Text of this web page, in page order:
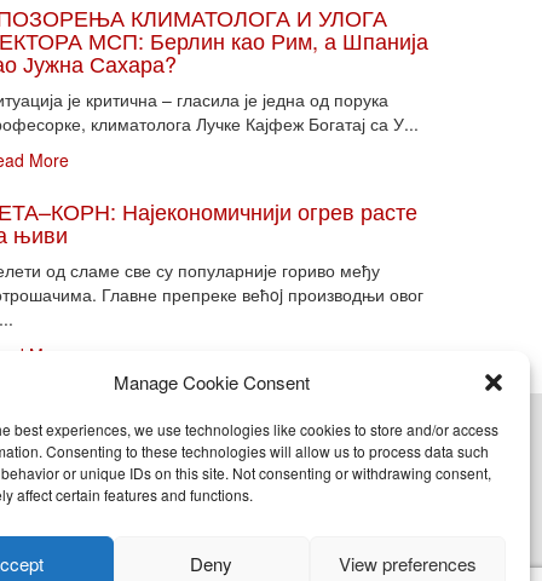
Manage Cookie Consent
best experiences, we use technologies like cookies to store and/or access
Consenting to these technologies will allow us to process data such
or unique IDs on this site. Not consenting or withdrawing consent,
affect certain features and functions.
Deny View preferences
КЛИМАТОЛОГА И УЛОГА
МСП: Берлин као Рим, а Шпанија
Јужна Сахара?
је критична – гласила је једна од порука
климатолога Лучке Кајфеж Богатај са У...
More
Најекономичнији огрев расте
њиви
од сламе све су популарније гориво међу
Главне препреке већoj производњи овог
More
(EU)
objavljivanje celine ili delova bilo kog proizvoda